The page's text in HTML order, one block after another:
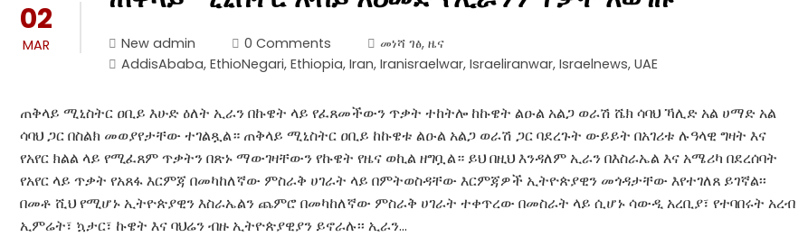
02
MAR New admin 0 Comments መነሻ ገፅ, ዜና
AddisAbaba, EthioNegari, Ethiopia, Iran, Iranisraelwar, Israeliranwar, Israelnews, UAE
ጠቅላይ ሚኒስትር ዐቢይ እሁድ ዕለት ኢራን በኩዌት ላይ የፈጸመችውን ጥቃት ተከትሎ ከኩዌት ልዑል አልጋ ወራሽ ሼክ ሳባህ ኻሊድ አል ሀማድ አል
ሳባህ ጋር በስልክ መወያየታቸው ተገልጿል። ጠቅላይ ሚኒስትር ዐቢይ ከኩዌቱ ልዑል አልጋ ወራሽ ጋር ባደረጉት ውይይት በአገሪቱ ሉዓላዊ ግዛት እና
የአየር ክልል ላይ የሚፈጸም ጥቃትን በጽኑ ማውገዛቸውን የኩዌት የዜና ወኪል ዘግቧል። ይህ በዚህ እንዳለም ኢራን በእስራኤል እና አሜሪካ በደረሰባት
የአየር ላይ ጥቃት የአጸፋ እርምጃ በመካከለኛው ምስራቅ ሀገራት ላይ በምትወስዳቸው እርምጃዎች ኢትዮጵያዊን መጎዳታቸው እየተገለጸ ይገኛል፡፡
በመቶ ሺህ የሚሆኑ ኢትዮጵያዊን እስራኤልን ጨምሮ በመካከለኛው ምስራቅ ሀገራት ተቀጥረው በመስራት ላይ ሲሆኑ ሳውዲ አረቢያ፣ የተባበሩት አረብ
ኢምሬት፣ ኳታር፣ ኩዌት እና ባህሬን ብዙ ኢትዮጵያዊያን ይኖራሉ፡፡ ኢራን…